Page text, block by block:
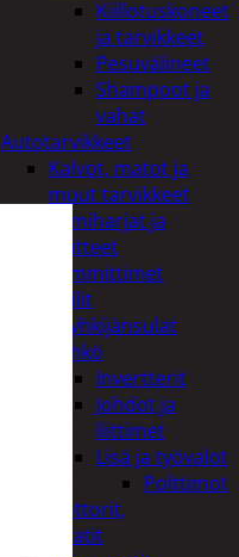
Kiillotuskoneet
ja tarvikkeet
Pesuvälineet
Shampoot ja
vahat
Autotarvikkeet
Kalvot, matot ja
muut tarvikkeet
Lumiharjat ja
peitteet
Lämmittimet
Peilit
Pyyhkijänsulat
Sähkö
Invertterit
Johdot ja
liittimet
Lisä ja työvalot
Polttimot
Irtomoottorit,
aggregaatit